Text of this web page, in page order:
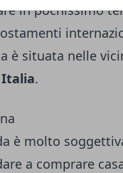
in pochissimo
è situata nelle
.
è molto
a comprare